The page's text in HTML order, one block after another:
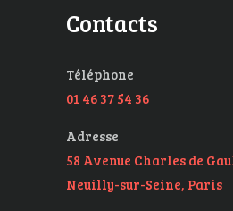
Contacts
Téléphone
01 46 37 54 36
Adresse
58 Avenue Charles de
Neuilly-sur-Seine, Paris